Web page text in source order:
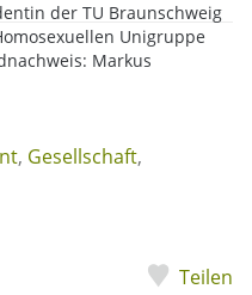
der TU Braunschweig
Unigruppe
Markus
, Gesellschaft,
Teilen